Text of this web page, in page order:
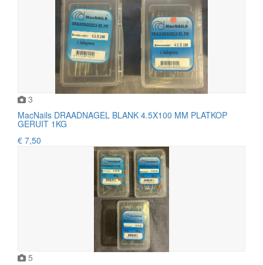
3
MacNails DRAADNAGEL BLANK 4.5X100 MM PLATKOP
GERUIT 1KG
€ 7,50
5